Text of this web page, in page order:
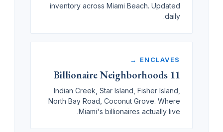
inventory across Miami Beach. Updated
daily.
ENCLAVES →
11 Billionaire Neighborhoods
Indian Creek, Star Island, Fisher Island,
North Bay Road, Coconut Grove. Where
Miami's billionaires actually live.